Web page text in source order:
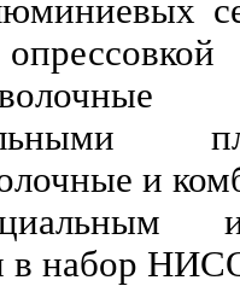
и
в набор